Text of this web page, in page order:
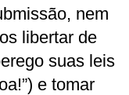
nem
libertar de
suas leis
e tomar